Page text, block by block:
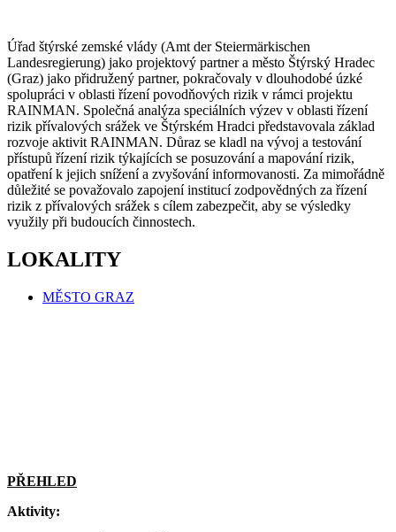
Úřad štýrské zemské vlády (Amt der Steiermärkischen
Landesregierung) jako projektový partner a město Štýrský Hradec
(Graz) jako přidružený partner, pokračovaly v dlouhodobé úzké
spolupráci v oblasti řízení povodňových rizik v rámci projektu
RAINMAN. Společná analýza speciálních výzev v oblasti řízení
rizik přívalových srážek ve Štýrském Hradci představovala základ
rozvoje aktivit RAINMAN. Důraz se kladl na vývoj a testování
přístupů řízení rizik týkajících se posuzování a mapování rizik,
opatření k jejich snížení a zvyšování informovanosti. Za mimořádně
důležité se považovalo zapojení institucí zodpovědných za řízení
rizik z přívalových srážek s cílem zabezpečit, aby se výsledky
využily při budoucích činnostech.
LOKALITY
MĚSTO GRAZ
PŘEHLED
Aktivity: